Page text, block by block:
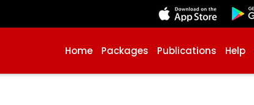
Home Packages Publications Help